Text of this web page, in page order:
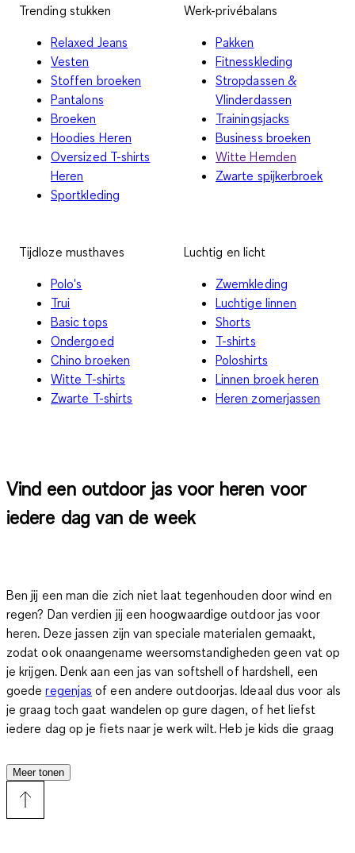
Trending stukken
Relaxed Jeans
Vesten
Stoffen broeken
Pantalons
Broeken
Hoodies Heren
Oversized T-shirts
Heren
Sportkleding
Werk-privébalans
Pakken
Fitnesskleding
Stropdassen &
Vlinderdassen
Trainingsjacks
Business broeken
Witte Hemden
Zwarte spijkerbroek
Tijdloze musthaves
Polo's
Trui
Basic tops
Ondergoed
Chino broeken
Witte T-shirts
Zwarte T-shirts
Luchtig en licht
Zwemkleding
Luchtige linnen
Shorts
T-shirts
Poloshirts
Linnen broek heren
Heren zomerjassen
Vind een outdoor jas voor heren voor
iedere dag van de week
Ben jij een man die zich niet laat tegenhouden door wind en
regen? Dan verdien jij een hoogwaardige outdoor jas voor
heren. Deze jassen zijn van speciale materialen gemaakt,
zodat ook onaangename weersomstandigheden geen vat op
je krijgen.Denk aan een jas van softshell of hardshell, een
goederegenjas of een andere outdoorjas. Ideaal dus voor als
je graag toch gaat wandelen op gure dagen, of het liefst
iedere dag op je fiets naar je werk wilt. Heb je kids die graag
online shop van C&A ook allerlei fijne beschermende jassen in
de collectie voor kinderen en naast kleding is er ook
speelgoed beschikbaar. Dus cadeaus vinden voor je kleintjes is
bij C&A geen enkel probleem. Verder kun je je garderobe
Meer tonen